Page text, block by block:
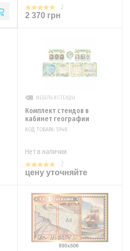
2
2 370 грн
МЕБЕЛЬ И СТЕНДЫ
Комплект стендов в
кабинет географии
КОД ТОВАРА: 5948
Нет в наличии
2
цену уточняйте